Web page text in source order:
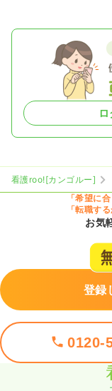
看護roo![カンゴルー]
「希望に
「転職す
お気
登録
0120-